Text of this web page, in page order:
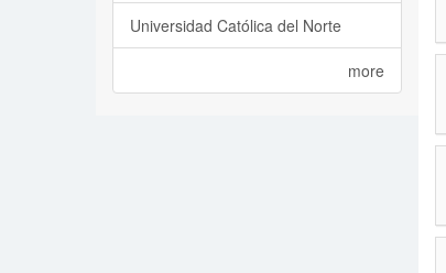
Universidad Católica del Norte
more